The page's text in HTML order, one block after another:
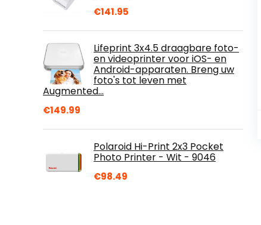
€141.95
Lifeprint 3x4.5 draagbare foto-
en videoprinter voor iOS- en
Android-apparaten. Breng uw
foto's tot leven met
Augmented…
€149.99
Polaroid Hi-Print 2x3 Pocket
Photo Printer - Wit - 9046
€98.49